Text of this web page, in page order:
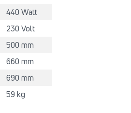
440 Watt
230 Volt
500 mm
660 mm
690 mm
59 kg